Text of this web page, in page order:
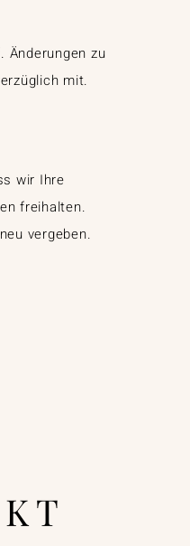
Änderungen zu
mit.
wir Ihre
freihalten.
vergeben.